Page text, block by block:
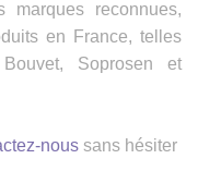
marques reconnues,
en France, telles
Soprosen et
nous sans hésiter